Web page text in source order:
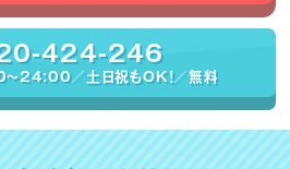
424-246
〜24:00／土日祝もOK！／無料